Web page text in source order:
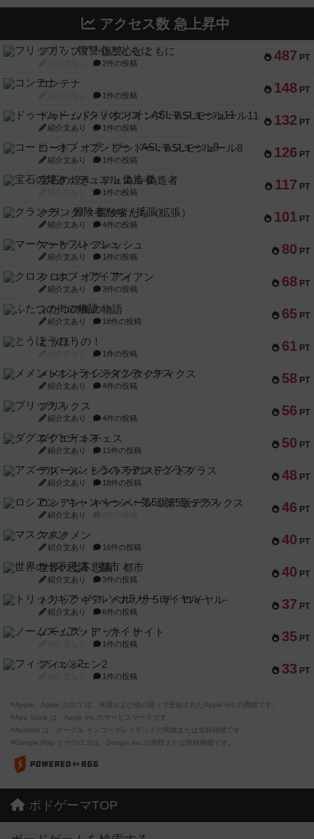
アクセス数 急上昇中
487 PT
フリップ７：復讐心とともに
2件の投稿
148 PT
コンテナ
1件の投稿
132 PT
ドゥームド・バタリオンズ：ASLモジュール11
紹介文あり 1件の投稿
126 PT
コード・オブ・ブシドー：ASLモジュール8
紹介文あり 1件の投稿
117 PT
宝石の煌き：デュエル 偽造者
1件の投稿
101 PT
クランク! ：冒険者たち（拡張）
紹介文あり 4件の投稿
80 PT
マーケットフレッシュ
紹介文あり 1件の投稿
68 PT
クロス・オブ・アイアン
紹介文あり 3件の投稿
65 PT
ふたつの街の物語
紹介文あり 18件の投稿
61 PT
とうほうの！
1件の投稿
58 PT
メメントオンラインタクティクス
紹介文あり 4件の投稿
56 PT
ブリックス
紹介文あり 4件の投稿
50 PT
ダグエイトチェス
紹介文あり 11件の投稿
48 PT
アズール：シントラのステンドグラス
紹介文あり 18件の投稿
46 PT
ロシアン・キャンペーン：第5版デラックス
紹介文あり
40 PT
マスクメン
紹介文あり 16件の投稿
40 PT
世界の七不思議：都市
紹介文あり 3件の投稿
37 PT
トリックギア - ペルソナ5 ザ・ロイヤル-
紹介文あり 6件の投稿
35 PT
ノームズ・アット・ナイト
1件の投稿
33 PT
フィッシェン2
1件の投稿
※Apple、Apple のロゴ は、米国および他の国々で登録されたApple Inc.の商標です。
※App Store は、Apple Inc.のサービスマークです。
※Android は、グーグル インコーポレイテッドの商標または登録商標です。
※Google Play とそのロゴは、Google Inc.の商標または登録商標です。
ボドゲーマTOP